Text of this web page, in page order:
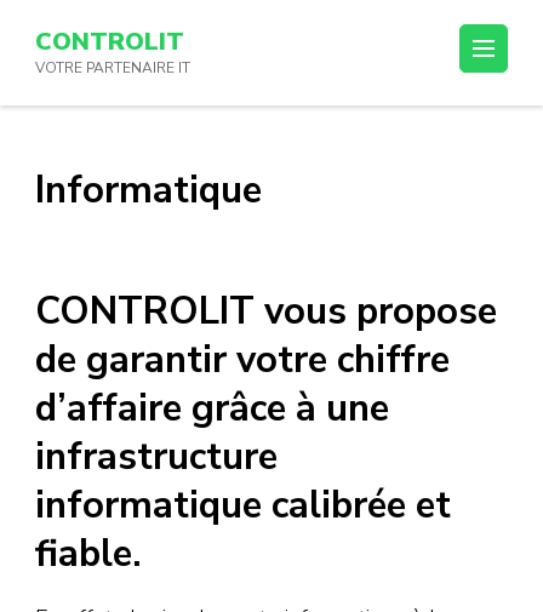
contenu
(Pressez
CONTROLIT
VOTRE PARTENAIRE IT
Informatique
CONTROLIT vous propose
de garantir votre chiffre
d’affaire grâce à une
infrastructure
informatique calibrée et
fiable.